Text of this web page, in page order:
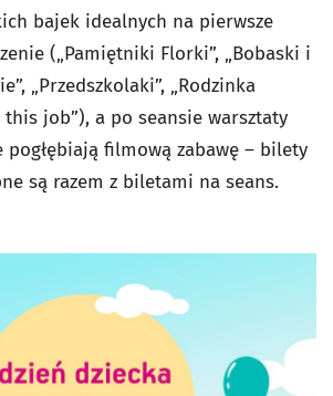
bajek idealnych na pierwsze
(„Pamiętniki Florki”, „Bobaski i
„Przedszkolaki”, „Rodzinka
this job”), a po seansie warsztaty
pogłębiają filmową zabawę – bilety
są razem z biletami na seans.